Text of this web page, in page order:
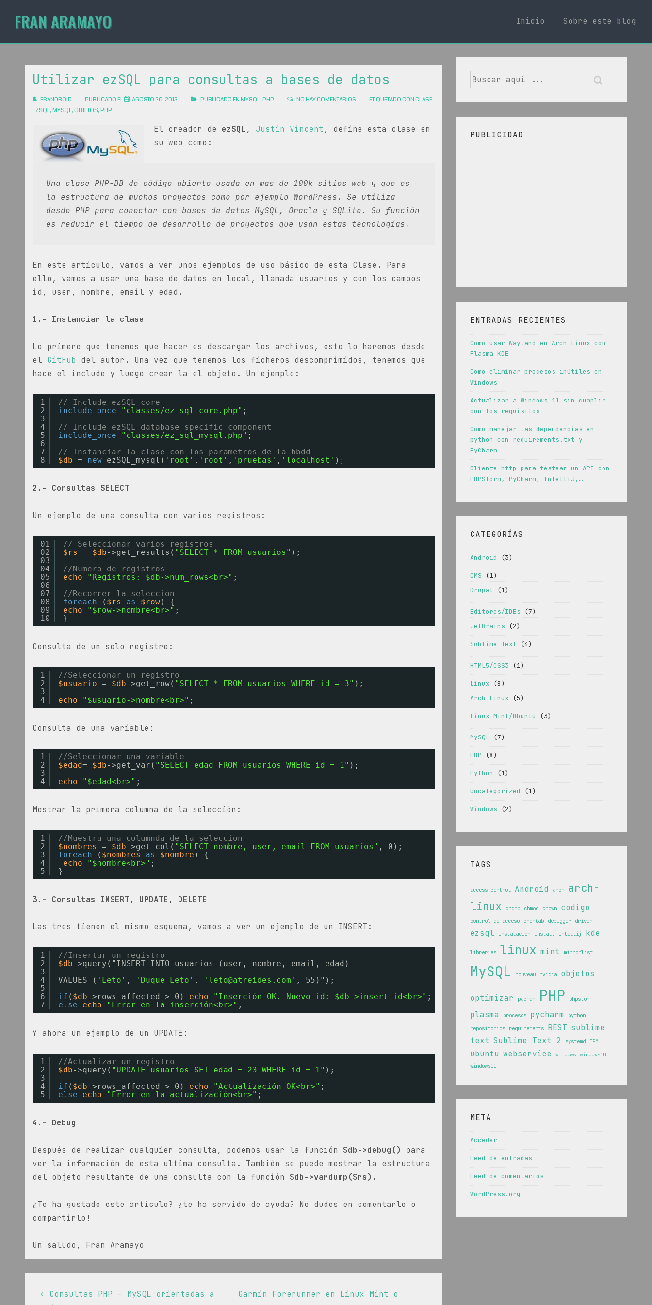
Saltar
contenido
secundaria
FRAN ARAMAYO Inicio Sobre este blog
Utilizar ezSQL para consultas a bases de datos
FRANDROID PUBLICADO EL AGOSTO 20, 2013 PUBLICADO ENMYSQL,PHP NO HAY COMENTARIOS ETIQUETADO CONCLASE,
EZSQL,MYSQL,OBJETOS,PHP
El creador de ezSQL, Justin Vincent , define esta clase en
su web como:
Una clase PHP-DB de código abierto usada en mas de 100k sitios web y que es
la estructura de muchos proyectos como por ejemplo WordPress. Se utiliza
desde PHP para conectar con bases de datos MySQL, Oracle y SQLite. Su función
es reducir el tiempo de desarrollo de proyectos que usan estas tecnologías.
En este articulo, vamos a ver unos ejemplos de uso básico de esta Clase. Para
ello, vamos a usar una base de datos en local, llamada usuarios y con los campos
id, user, nombre, email y edad.
1.- Instanciar la clase
Lo primero que tenemos que hacer es descargar los archivos, esto lo haremos desde
el GitHub del autor. Una vez que tenemos los ficheros descomprimidos, tenemos que
hace el include y luego crear la el objeto. Un ejemplo:
1
2
3
4
5
6
7
8
// Include ezSQL core
include_once
"classes/ez_sql_core.php" ;
// Include ezSQL database specific component
include_once
"classes/ez_sql_mysql.php" ;
// Instanciar la clase con los parametros de la bbdd
$db = new ezSQL_mysql( 'root' , 'root' , 'pruebas' , 'localhost' );
2.- Consultas SELECT
Un ejemplo de una consulta con varios registros:
01
02
03
04
05
06
07
08
09
10
// Seleccionar varios registros
$rs
= $db->get_results( "SELECT * FROM usuarios" );
//Numero de registros
echo
"Registros: $db->num_rows<br>" ;
//Recorrer la seleccion
foreach
( $rs as $row) {
echo
"$row->nombre<br>" ;
}
Consulta de un solo registro:
1
2
3
4
//Seleccionar un registro
$usuario = $db->get_row( "SELECT * FROM usuarios WHERE id = 3" );
echo
"$usuario->nombre<br>" ;
Consulta de una variable:
1
2
3
4
//Seleccionar una variable
$edad= $db->get_var( "SELECT edad FROM usuarios WHERE id = 1" );
echo
"$edad<br>" ;
Mostrar la primera columna de la selección:
1
2
3
4
5
//Muestra una columnda de la seleccion
$nombres
= $db->get_col( "SELECT nombre, user, email FROM usuarios" , 0);
foreach
( $nombres as $nombre ) {
echo
"$nombre<br>" ;
}
3.- Consultas INSERT, UPDATE, DELETE
Las tres tienen el mismo esquema, vamos a ver un ejemplo de un INSERT:
1
2
3
4
5
6
7
//Insertar un registro
$db->query("INSERT INTO usuarios (user, nombre, email, edad)
VALUES ( 'Leto' , 'Duque Leto' , 'leto@atreides.com' , 55)");
if ( $db->rows_affected > 0) echo "Inserción OK. Nuevo id: $db->insert_id<br>" ;
else
echo "Error en la inserción<br>" ;
Y ahora un ejemplo de un UPDATE:
1
2
3
4
5
//Actualizar un registro
$db->query( "UPDATE usuarios SET edad = 23 WHERE id = 1" );
if ( $db->rows_affected > 0) echo "Actualización OK<br>" ;
else
echo "Error en la actualización<br>" ;
4.- Debug
Después de realizar cualquier consulta, podemos usar la función $db->debug()
para
ver la información de esta ultima consulta. También se puede mostrar la estructura
del objeto resultante de una consulta con la función $db->vardump($rs).
¿Te ha gustado este artículo? ¿te ha servido de ayuda? No dudes en comentarlo o
compartirlo!
Un saludo, Fran Aramayo
Navegación
La
‹ Consultas PHP – MySQL orientadas a
La
Garmin Forerunner en Linux Mint o
Buscar
por:
PUBLICIDAD
ENTRADAS RECIENTES
Como usar Wayland en Arch Linux con
Plasma KDE
Como eliminar procesos inútiles en
Windows
Actualizar a Windows 11 sin cumplir
con los requisitos
Como manejar las dependencias en
python con requirements.txt y
PyCharm
Cliente http para testear un API con
PHPStorm, PyCharm, IntelliJ,…
CATEGORÍAS
Android (3)
CMS (1)
Drupal (1)
Editores/IDEs (7)
JetBrains (2)
Sublime Text (4)
HTML5/CSS3 (1)
Linux (8)
Arch Linux (5)
Linux Mint/Ubuntu (3)
MySQL (7)
PHP (8)
Python (1)
Uncategorized (1)
Windows (2)
TAGS
access control Android arch
arch-
linux
chgrp chmod chown codigo
control de acceso crontab debugger driver
ezsql instalacion install intellij kde
librerias linux mint mirrorlist
MySQL nouveau nvidia objetos
optimizar pacman PHP phpstorm
plasma procesos pycharm
python
repositorios
requirements REST sublime
text Sublime Text 2 systemd TPM
ubuntu webservice windows windows10
windows11
META
Acceder
Feed de entradas
Feed de comentarios
WordPress.org